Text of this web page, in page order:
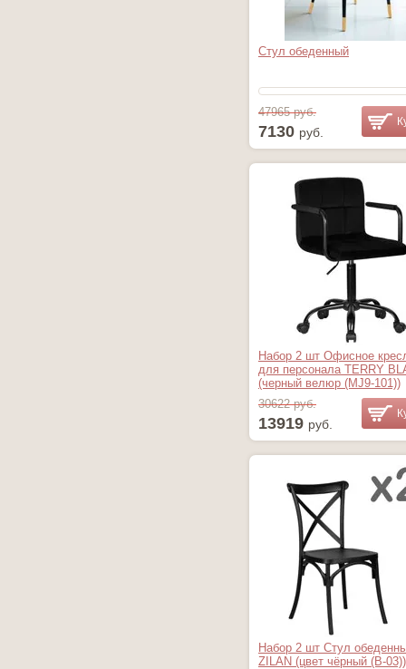
Стул обеденный
47965 руб.
7130 руб.
Набор 2 шт Офисное
для персонала TERRY
(черный велюр (MJ9-101))
30622 руб.
13919 руб.
Набор 2 шт Стул
ZILAN (цвет чёрный (B-03))